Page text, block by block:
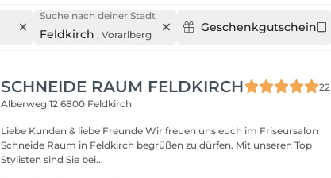
Suche nach deiner Stadt
Feldkirch , Vorarlberg
Geschenkgutschein
SCHNEIDE RAUM FELDKIRCH
22
Alberweg 126800 Feldkirch
Liebe Kunden & liebe Freunde Wir freuen uns euch im Friseursalon
Schneide Raum in Feldkirch begrüßen zu dürfen. Mit unseren Top
Stylisten sind Sie bei...